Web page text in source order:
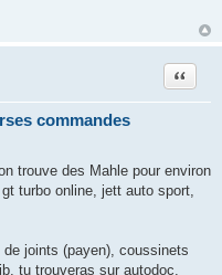
commandes
Citation
trouve des Mahle pour environ
turbo online, jett auto sport,
joints (payen), coussinets
tu trouveras sur autodoc.